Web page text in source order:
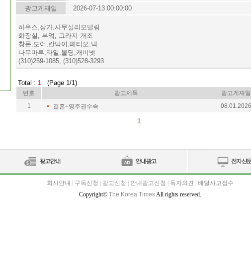
광고게재일
2026-07-13 00:00:00
하우스,상가,사무실리모델링
화장실, 부엌, 그라지 개조
창문,도어,칸막이,페티오,덱
나무마루,타일,몰딩,캐비넷
(310)259-1085, (310)528-3293
Total : 1 (Page 1/1)
번호 광고제목
광고게재일
1
결혼+영주권수속 08.01.2026
1
회사안내 구독신청 광고신청 안내광고신청 독자의견
배달사고접수
Copyright© The Korea TimesAll rights reserved.